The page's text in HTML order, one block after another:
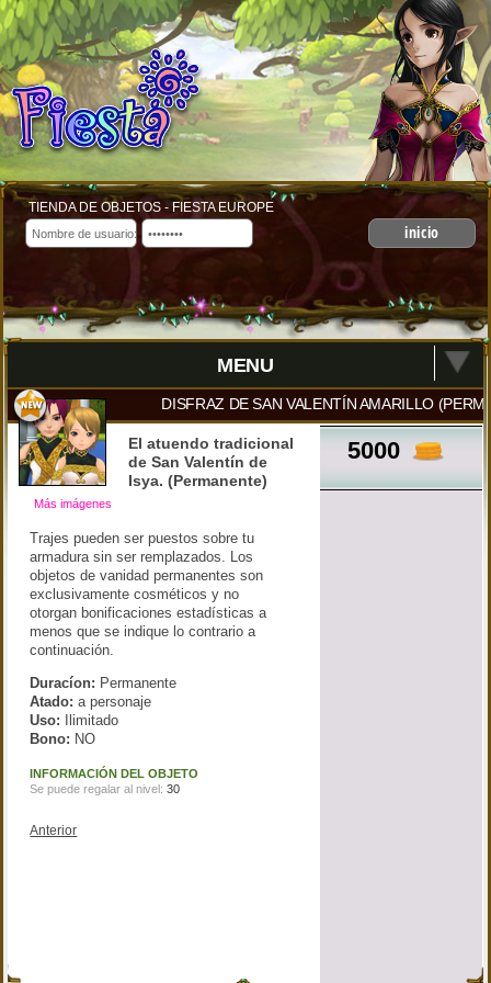
TIENDA DE OBJETOS - FIESTA EUROPE
inicio
MENU
DISFRAZ DE SAN VALENTÍN AMARILLO
5000
Más imágenes
El atuendo tradicional
de San Valentín de
Isya. (Permanente)
Trajes pueden ser puestos sobre tu
armadura sin ser remplazados. Los
objetos de vanidad permanentes son
exclusivamente cosméticos y no
otorgan bonificaciones estadísticas a
menos que se indique lo contrario a
continuación.
Duracíon: Permanente
Atado: a personaje
Uso: Ilimitado
Bono: NO
INFORMACIÓN DEL OBJETO
Se puede regalar al nivel:30
Anterior